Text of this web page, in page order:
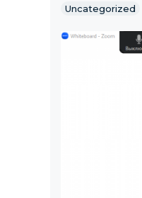
Uncategorized